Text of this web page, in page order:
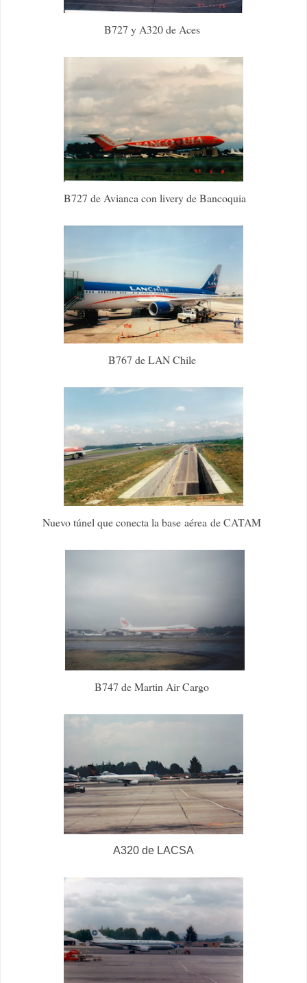
B727 y A320 de Aces
B727 de Avianca con livery de Bancoquia
B767 de LAN Chile
Nuevo túnel que conecta la base aérea de CATAM
B747 de Martin Air Cargo
A320 de LACSA